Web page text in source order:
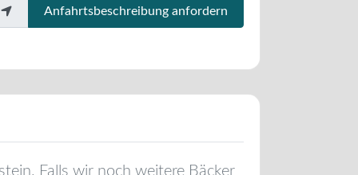
Anfahrtsbeschreibung anfordern
. Falls wir noch weitere Bäcker